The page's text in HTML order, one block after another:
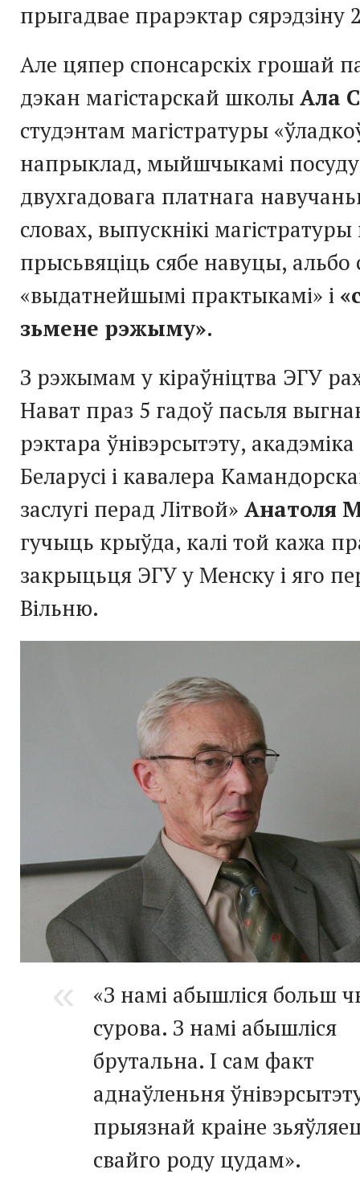
прыгадвае прарэктар сярэдзіну
Але цяпер спонсарскіх грошай
дэкан магістарскай школыАла
студэнтам магістратуры
напрыклад, мыйшчыкамі
двухгадовага платнага
словах, выпускнікі
прысьвяціць сябе навуцы, альбо
«выдатнейшымі практыкамі» і
зьмене рэжыму».
З рэжымам у кіраўніцтва ЭГУ
Нават праз 5 гадоў пасьля
рэктара ўнівэрсытэту,
Беларусі і кавалера
заслугі перад Літвой» Анатоля
гучыць крыўда, калі той кажа
закрыцьця ЭГУ у Менску і яго
Вільню.
«З намі абышліся больш
сурова. З намі абышліся
брутальна. І сам факт
аднаўленьня
прыязнай краіне
свайго роду цудам».